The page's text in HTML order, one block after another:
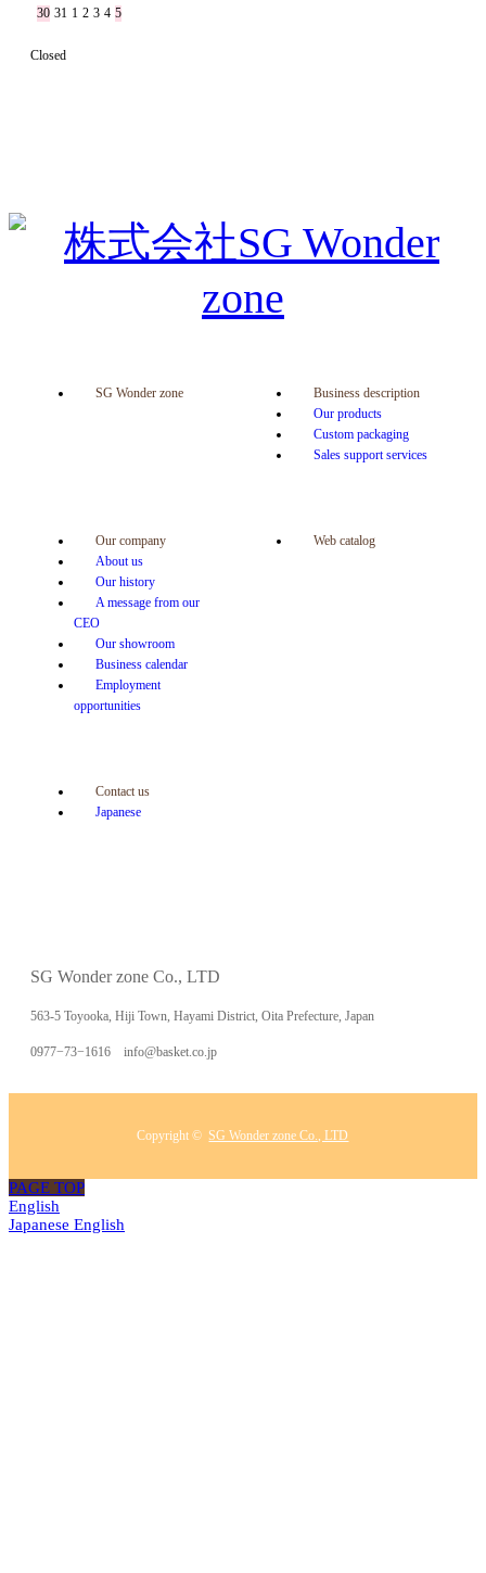
30 31 1 2 3 4 5
Closed
SG Wonder zone
Business description
Our products
Custom packaging
Sales support services
Our company
About us
Our history
A message from our
CEO
Our showroom
Business calendar
Employment
opportunities
Web catalog
Contact us
Japanese
SG Wonder zone Co., LTD
563-5 Toyooka, Hiji Town, Hayami District, Oita Prefecture, Japan
0977−73−1616 info@basket.co.jp
Copyright ©SG Wonder zone Co., LTD
PAGE TOP
English
Japanese English